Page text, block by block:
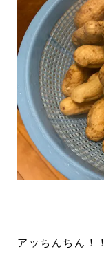
アッちんちん！！